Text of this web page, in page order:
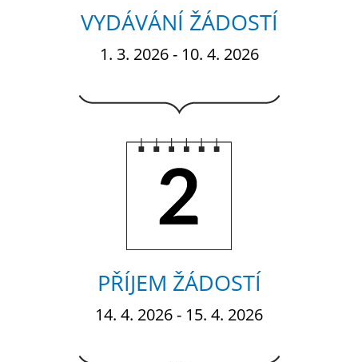
VYDÁVÁNÍ ŽÁDOSTÍ
1. 3. 2026 - 10. 4. 2026
PŘÍJEM ŽÁDOSTÍ
14. 4. 2026 - 15. 4. 2026